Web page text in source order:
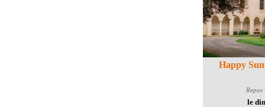
Happy
Repas
le